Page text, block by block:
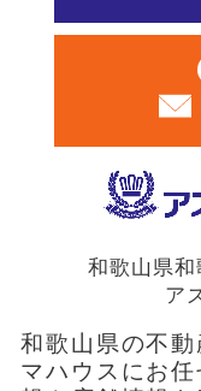
和歌山県
ア
和歌山県の不
マハウスにお